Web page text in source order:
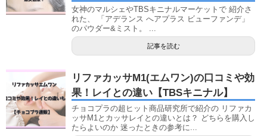
女神のマルシェやTBSキニナルマーケットで 紹介さ
れた、 「アデランス へアプラス ビューファンデ」
のパウダー&ミスト。 ...
記事を読む
リファカッサM1(エムワン)の口コミや効
果！レイとの違い【TBSキニナル】
チョコプラの超ヒット商品研究所で紹介の リファカ
ッサM1とカッサレイとの違いとは？ どちらを購入し
たらよいのか 迷ったときの参考に...